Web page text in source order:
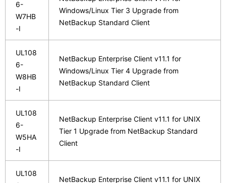
6-
W7HB
-I
Windows/Linux Tier 3 Upgrade from
NetBackup Standard Client
UL108
6-
W8HB
-I
NetBackup Enterprise Client v11.1 for
Windows/Linux Tier 4 Upgrade from
NetBackup Standard Client
UL108
6-
W5HA
-I
NetBackup Enterprise Client v11.1 for UNIX
Tier 1 Upgrade from NetBackup Standard
Client
UL108
NetBackup Enterprise Client v11.1 for UNIX